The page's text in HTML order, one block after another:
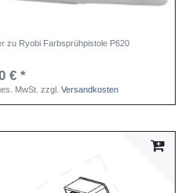
zu Ryobi Farbsprühpistole P620
€ *
MwSt. zzgl.Versandkosten